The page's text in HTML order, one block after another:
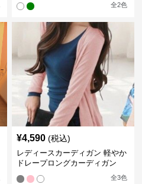
全2色
¥4,590 (税込)
レディースカーディガン 軽やか
ドレープロングカーディガン
全3色